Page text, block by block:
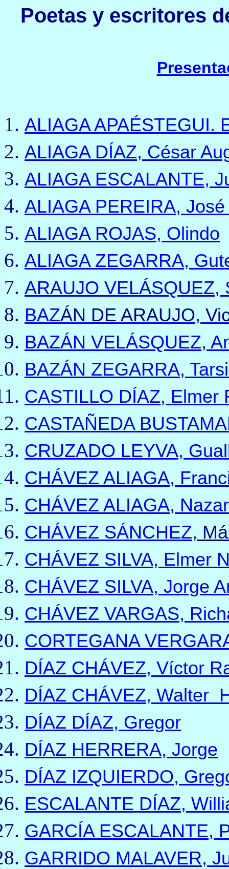
Poetas y escritores
ALIAGA APAÉSTEGUI.
ALIAGA DÍAZ, César
ALIAGA ESCALANTE,
ALIAGA PEREIRA,
ALIAGA ROJAS, Olindo
ALIAGA ZEGARRA,
ARAUJO VELÁSQUEZ,
BAZÁN DE ARAUJO,
BAZÁN VELÁSQUEZ,
BAZÁN ZEGARRA,
CASTILLO DÍAZ, Elmer
CASTAÑEDA
CRUZADO LEYVA,
CHÁVEZ ALIAGA,
CHÁVEZ ALIAGA,
CHÁVEZ SÁNCHEZ,
CHÁVEZ SILVA, Elmer
CHÁVEZ SILVA, Jorge
CHÁVEZ VARGAS,
CORTEGANA
DÍAZ CHÁVEZ, Víctor
DÍAZ CHÁVEZ, Walter
DÍAZ DÍAZ, Gregor
DÍAZ HERRERA, Jorge
DÍAZ IZQUIERDO,
ESCALANTE DÍAZ,
GARCÍA ESCALANTE,
GARRIDO MALAVER,